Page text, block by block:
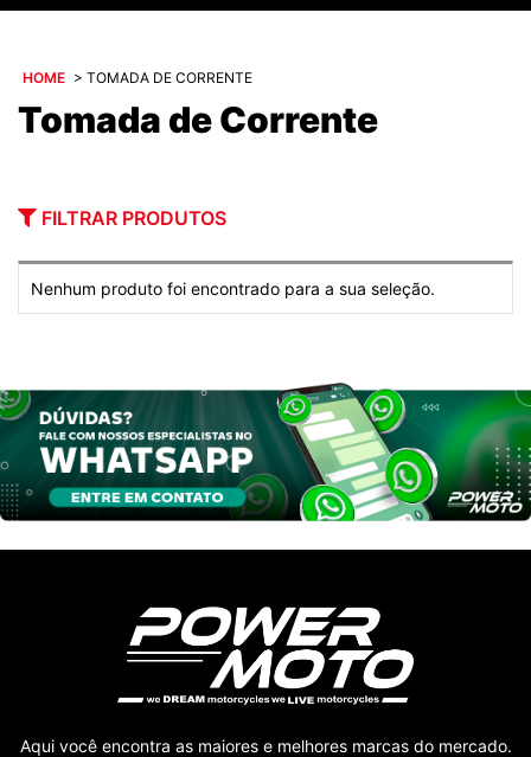
HOME > TOMADA DE CORRENTE
Tomada de Corrente
FILTRAR PRODUTOS
Nenhum produto foi encontrado para a sua seleção.
Aqui você encontra as maiores e melhores marcas do mercado.